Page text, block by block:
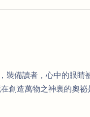
備讀者，心中的眼
創造萬物之神裏的奧祕